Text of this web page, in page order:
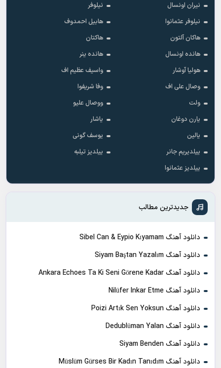
نیران اونسال
نیلوفر
نیلوفر عثمانوا
هابیل احمدوف
هاکان آلتون
هاکتان
هانده اونسال
هانده ینر
هولیا آوشار
واسیف عظیم اف
وصال علی اف
وفا شریفوا
ولت
ووصال علیو
یارن دوغان
یاشار
یالین
یوسف گونی
ییلدیریم جانر
ییلدیز تیلبه
ییلدیز عثمانوا
جدیدترین مطالب
دانلود آهنگ Sibel Can & Eypio Kıyamam
دانلود آهنگ Siyam Baştan Yazalım
دانلود آهنگ Ankara Echoes Ta Ki Seni Görene Kadar
دانلود آهنگ Nilüfer Inkar Etme
دانلود آهنگ Poizi Artık Sen Yoksun
دانلود آهنگ Dedublüman Yalan
دانلود آهنگ Siyam Benden
دانلود آهنگ Müslüm Gürses Bir Kadın Tanıdım